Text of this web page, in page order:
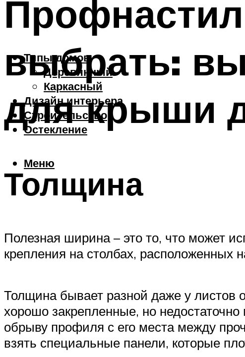
Типы домов
Деревянный
Каркасный
Дизайн интерьера
Строительство
Остекление
Меню
выбрать:
для крыши
Толщина
Полезная ширина – это то, что может
крепления на столбах, расположенных
Толщина бывает разной даже у листов
хорошо закрепленные, но
обрыву профиля с его места между
взять специальные панели, которые